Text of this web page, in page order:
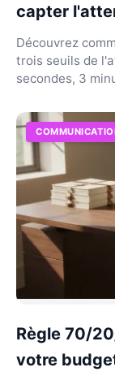
capter
Découvrez
trois seuils de
secondes, 3
Règle 70/
votre